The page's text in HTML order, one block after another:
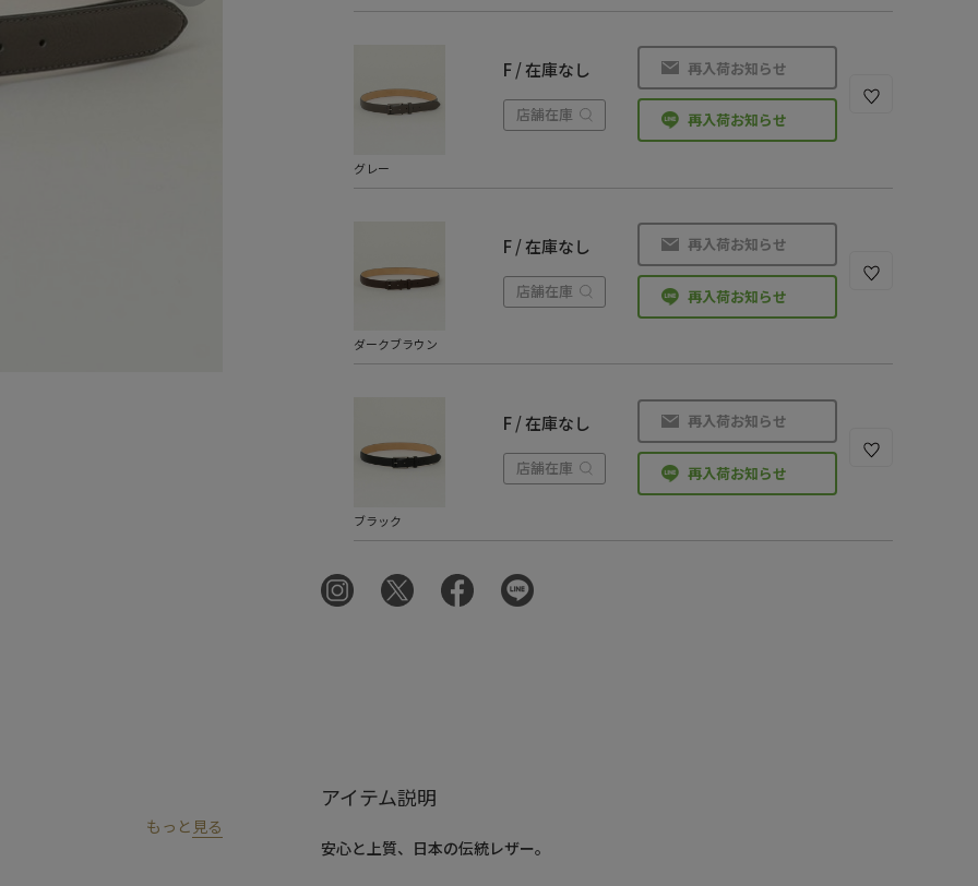
もっと 見る
グレー
F / 在庫なし
店舗在庫
再入荷お知らせ
再入荷お知らせ
ダークブラウン
F / 在庫なし
店舗在庫
再入荷お知らせ
再入荷お知らせ
ブラック
F / 在庫なし
店舗在庫
再入荷お知らせ
再入荷お知らせ
アイテム説明
安心と上質、日本の伝統レザー。